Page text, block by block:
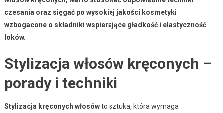
czesania oraz sięgać po wysokiej jakości kosmetyki
wzbogacone o składniki wspierające gładkość i elastyczność
loków.
Stylizacja włosów kręconych –
porady i techniki
Stylizacja kręconych włosówto sztuka, która wymaga